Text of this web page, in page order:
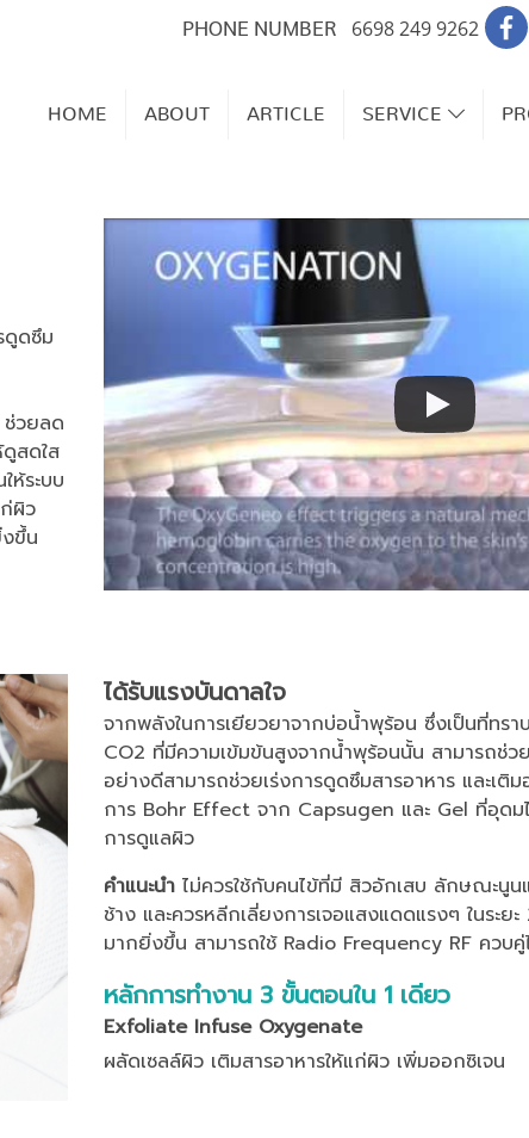
PHONE NUMBER 6698 249 9262
HOME ABOUT ARTICLE SERVICE
ดูดซึม
ช่วยลด
สดใส
ห้ระบบ
ผิว
ขึ้น
ได้รับแรงบันดาลใจ
จากพลังในการเยียวยาจากบ่อน้ำพุร้อน ซึ่งเป็นที่ทร
CO2 ที่มีความเข้มข้นสูงจากน้ำพุร้อนนั้น สามารถช่ว
อย่างดีสามารถช่วยเร่งการดูดซึมสารอาหาร และเติ
การ Bohr Effect จาก Capsugen และ Gel ที่อุด
การดูแลผิว
คำแนะนำ ไม่ควรใช้กับคนไข้ที่มี สิวอักเสบ ลักษณะนู
ช้าง และควรหลีกเลี่ยงการเจอแสงแดดแรงๆ ในระ
มากยิ่งขึ้น สามารถใช้ Radio Frequency RF ควบ
หลักการทำงาน 3 ขั้นตอนใน 1 เดียว
Exfoliate Infuse Oxygenate
ผลัดเซลล์ผิว เติมสารอาหารให้แก่ผิว เพิ่มออกซิเจน